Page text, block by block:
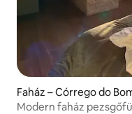
Faház – Córrego do
Modern faház